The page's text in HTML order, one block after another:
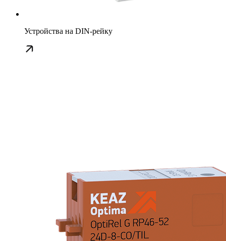
Устройства на DIN-рейку